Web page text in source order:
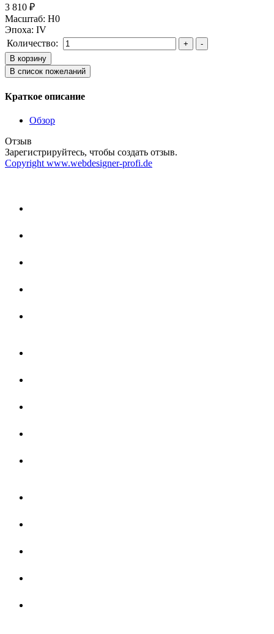
3 810 ₽
Масштаб: H0
Эпоха: IV
Количество:
Краткое описание
Обзор
Отзыв
Зарегистрируйтесь, чтобы создать отзыв.
Copyright www.webdesigner-profi.de